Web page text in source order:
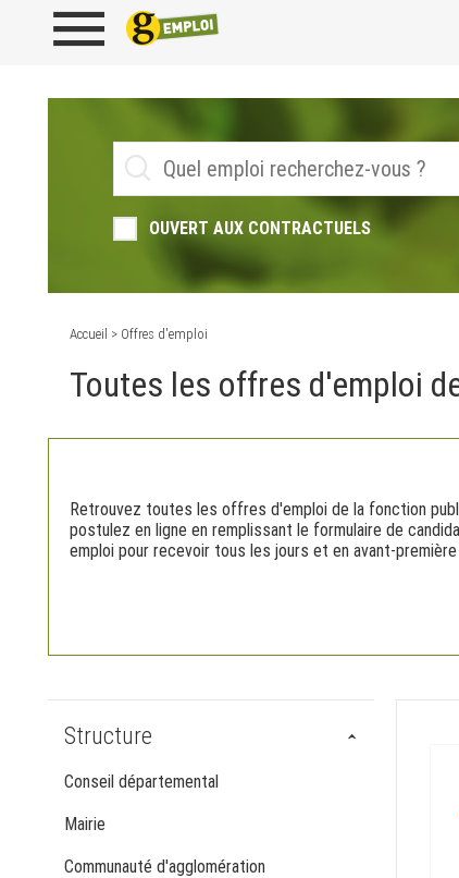
OUVERT AUX CONTRACTUELS
Accueil > Offres d'emploi
Toutes les offres d'emploi
Retrouvez toutes les offres d'emploi de la fonction
postulez en ligne en remplissant le formulaire de
emploi pour recevoir tous les jours et en avant-
Structure
Conseil départemental
Mairie
Communauté d'agglomération